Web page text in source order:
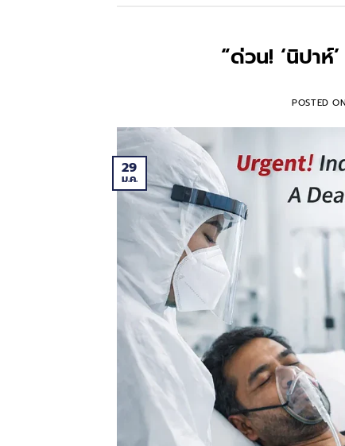
“ด่วน! ‘นิปาห์
POSTED ON
29
ม.ค.